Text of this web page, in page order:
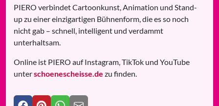
PIERO verbindet Cartoonkunst, Animation und Stand-
up zu einer einzigartigen Bühnenform, die es so noch
nicht gab – schnell, intelligent und verdammt
unterhaltsam.
Online ist PIERO auf Instagram, TikTok und YouTube
unterschoenescheisse.de zu finden.